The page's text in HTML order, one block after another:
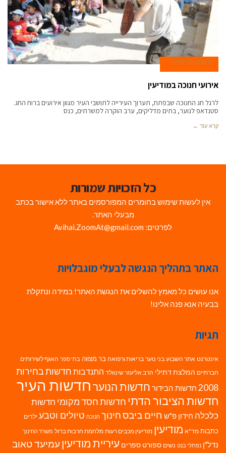
5 בדצמבר 2017
אירועי חנוכה במודיעין
לרגל חג החנוכה שבפתח, תערוך העירייה לתושבי העיר מגוון אירועים ברוח החג.
סטנדאפ לנוער, בתים מדליקים, ערב הוקרה למשרתים, כנס
קרא עוד ←
כל הזכויות שמורות
אין לעשות שימוש בחומרים המפורסמים באתר ללא אישור בכתב
מבעלי האתר.
לפרטים: Avihai.ZoomAt@gmail.com
האתר בתהליך הנגשה לבעלי מוגבלויות
אנו עושים כל מאמץ להשלים את הנגשת האתר! במידה ונתקלת
בבעיה אנא פנה אלינו!
תגיות
אינטרנט אתר השבוע בני נוער בריאות ורפואה בר מצווה בתי ספר האגף לשירותים
חברתיים המלצת דתילי הרב אליעזר שינוולד התנדבות חדשות בחירות
2008 חדשות הבידור חדשות הנוערחדשות העיר
חדשות הציבור הדתי חדשות חסד מקומי חדשות
כלכלה חידון פ"ש חיים ביבסחינוך חנוכה טיולים וטבע ילדים
כתבות מד"א מודיעין מודיעין מכבים רעות מלחמת חרבות ברזל משרד החינוך
נדל"ן נפתלי בנט נשים ספורט ספרים עיריית מודיעין עמיעד טאוב